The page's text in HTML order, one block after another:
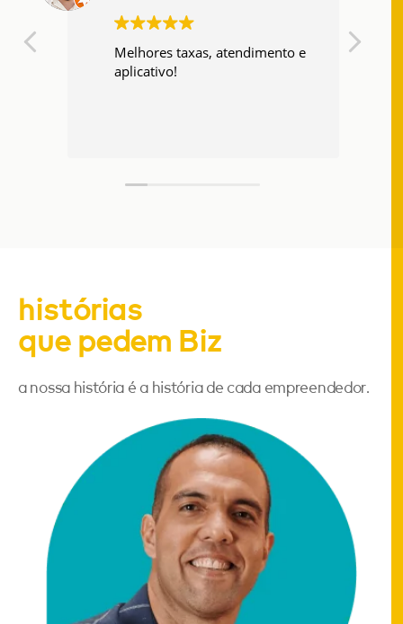
Melhores taxas, atendimento e
aplicativo!
histórias
que pedem Biz
a nossa história é a história de cada empreendedor.